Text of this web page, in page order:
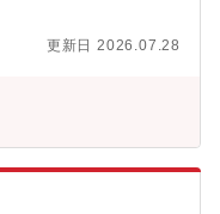
更新日 2026.07.28